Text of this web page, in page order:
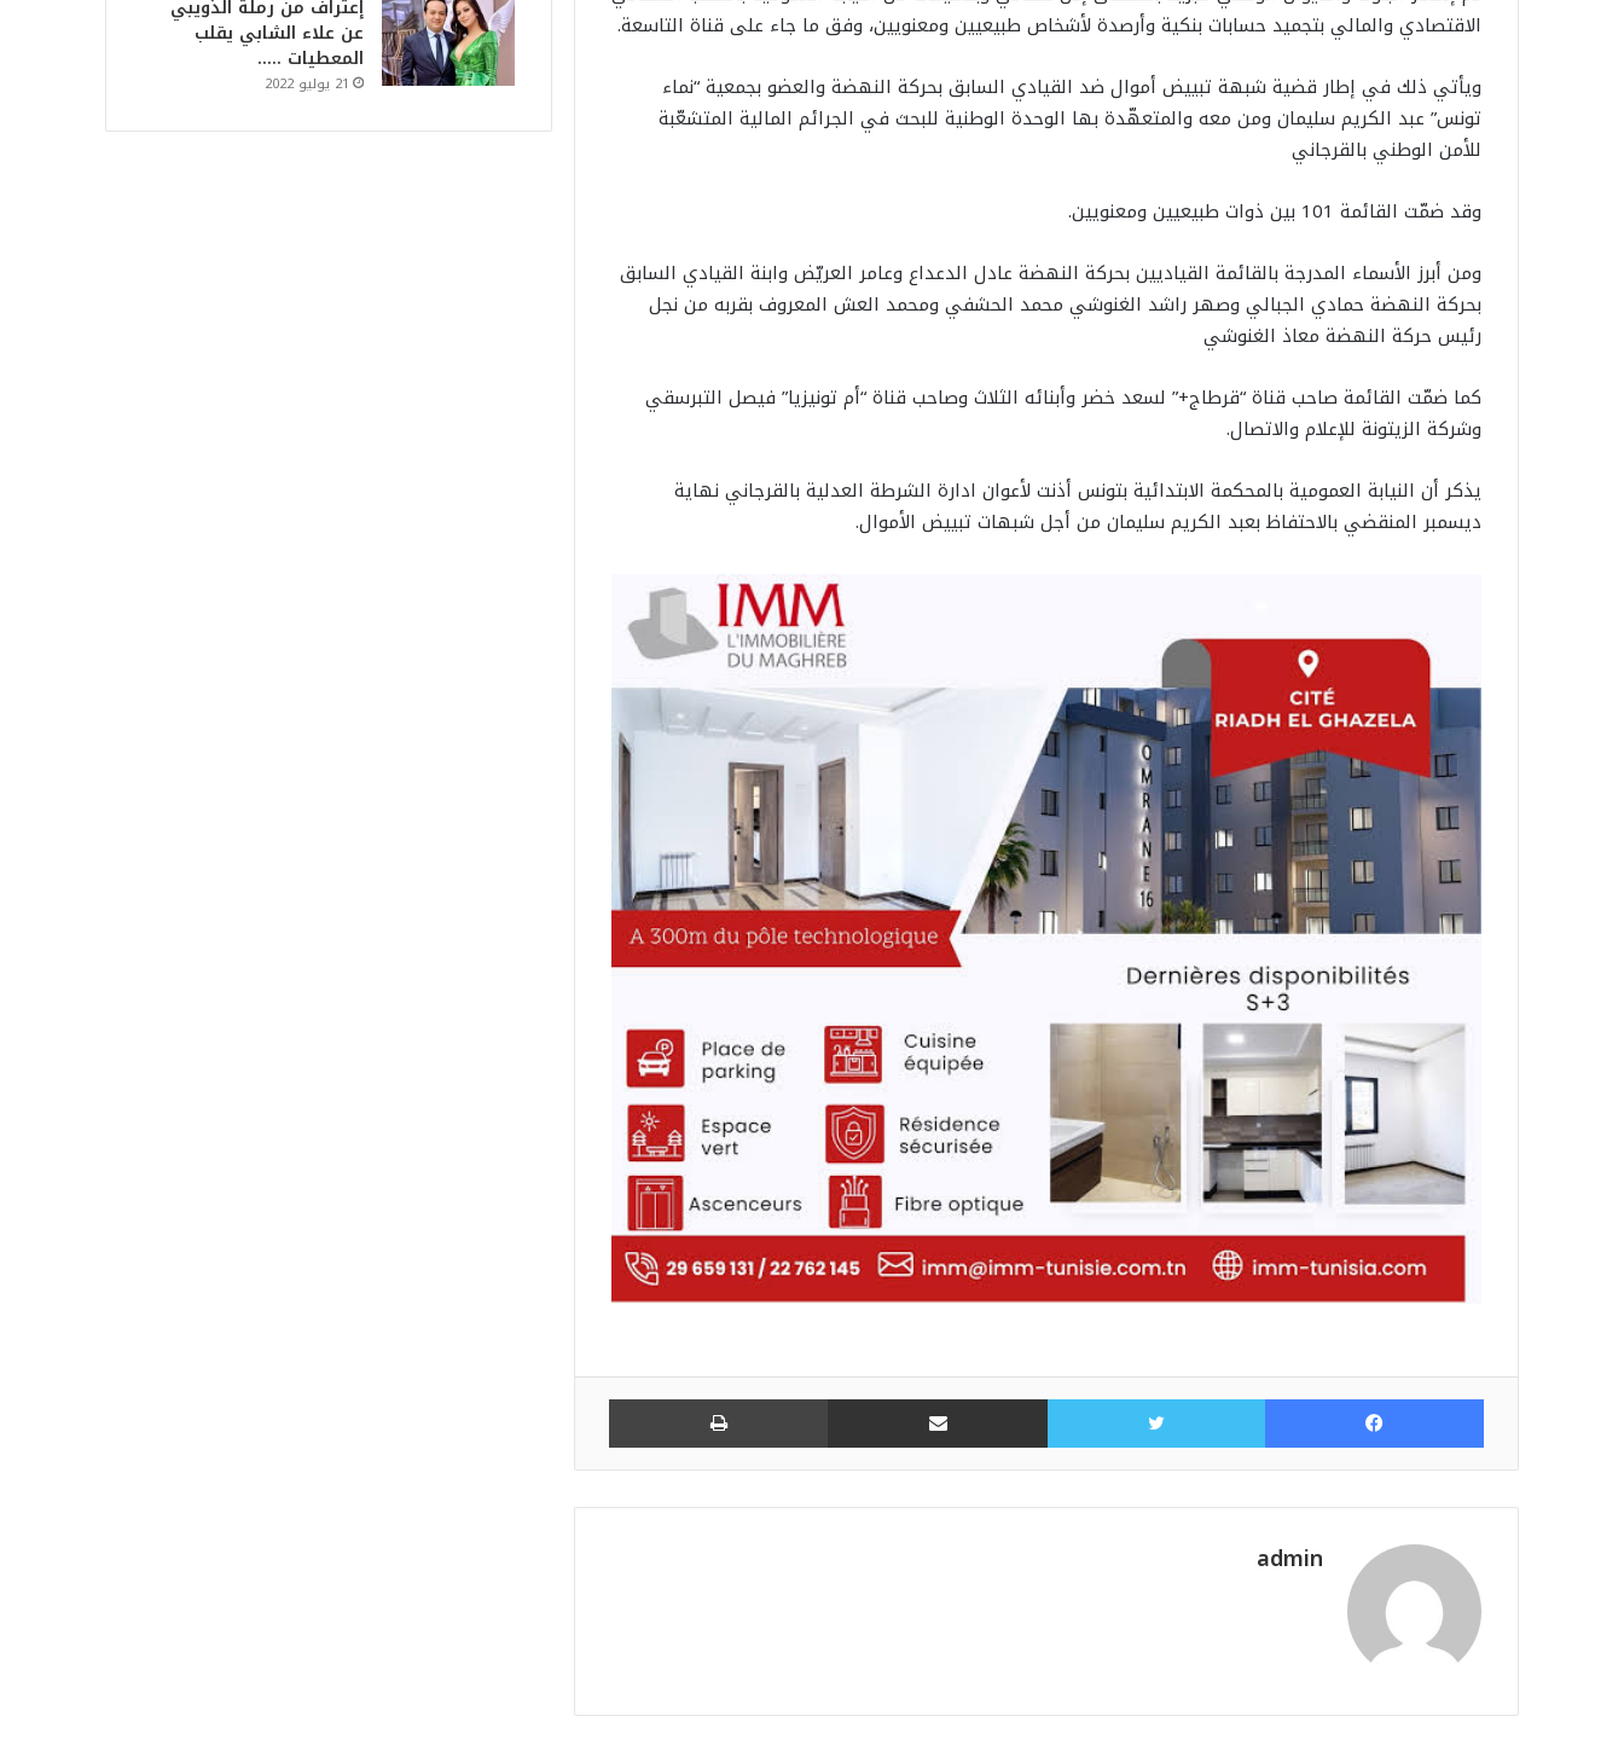
الاقتصادي والمالي بتجميد حسابات بنكية وأرصدة لأشخاص طبيعيين ومعنويين، وفق ما جاء على قناة التاسعة.
ويأتي ذلك في إطار قضية شبهة تبييض أموال ضد القيادي السابق بحركة النهضة والعضو بجمعية “نماء
تونس” عبد الكريم سليمان ومن معه والمتعهّدة بها الوحدة الوطنية للبحث في الجرائم المالية المتشعّبة
للأمن الوطني بالقرجاني
وقد ضمّت القائمة 101 بين ذوات طبيعيين ومعنويين.
ومن أبرز الأسماء المدرجة بالقائمة القياديين بحركة النهضة عادل الدعداع وعامر العريّض وابنة القيادي السابق
بحركة النهضة حمادي الجبالي وصهر راشد الغنوشي محمد الحشفي ومحمد العش المعروف بقربه من نجل
رئيس حركة النهضة معاذ الغنوشي
كما ضمّت القائمة صاحب قناة “قرطاج+” لسعد خضر وأبنائه الثلاث وصاحب قناة “أم تونيزيا” فيصل التبرسقي
وشركة الزيتونة للإعلام والاتصال.
يذكر أن النيابة العمومية بالمحكمة الابتدائية بتونس أذنت لأعوان ادارة الشرطة العدلية بالقرجاني نهاية
ديسمبر المنقضي بالاحتفاظ بعبد الكريم سليمان من أجل شبهات تبييض الأموال.
فيسبوك تويتر مشاركة عبر البريد طباعة
admin
إعتراف من رملة الذويبي
عن علاء الشابي يقلب
المعطيات …..
21 يوليو 2022